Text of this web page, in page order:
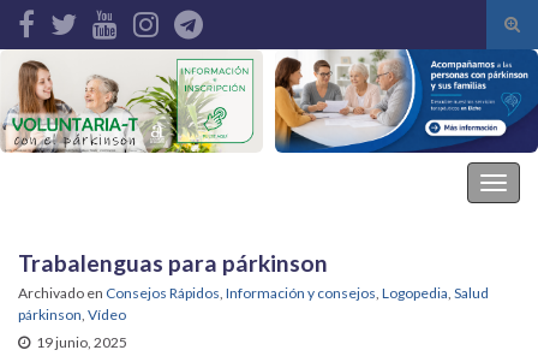
de
Search for:
Trabalenguas para párkinson
Archivado en Consejos Rápidos, Información y consejos, Logopedia, Salud
párkinson, Vídeo
19 junio, 2025